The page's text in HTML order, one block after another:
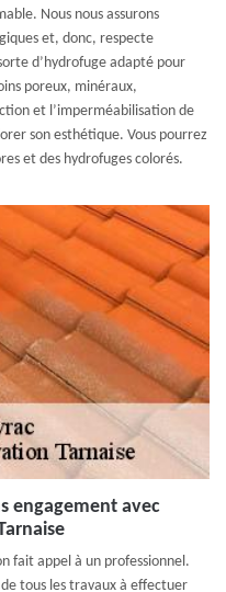
Nous nous assurons
et, donc, respecte
d’hydrofuge adapté pour
poreux, minéraux,
et l’imperméabilisation de
son esthétique. Vous pourrez
et des hydrofuges colorés.
engagement avec
fait appel à un professionnel.
tous les travaux à effectuer